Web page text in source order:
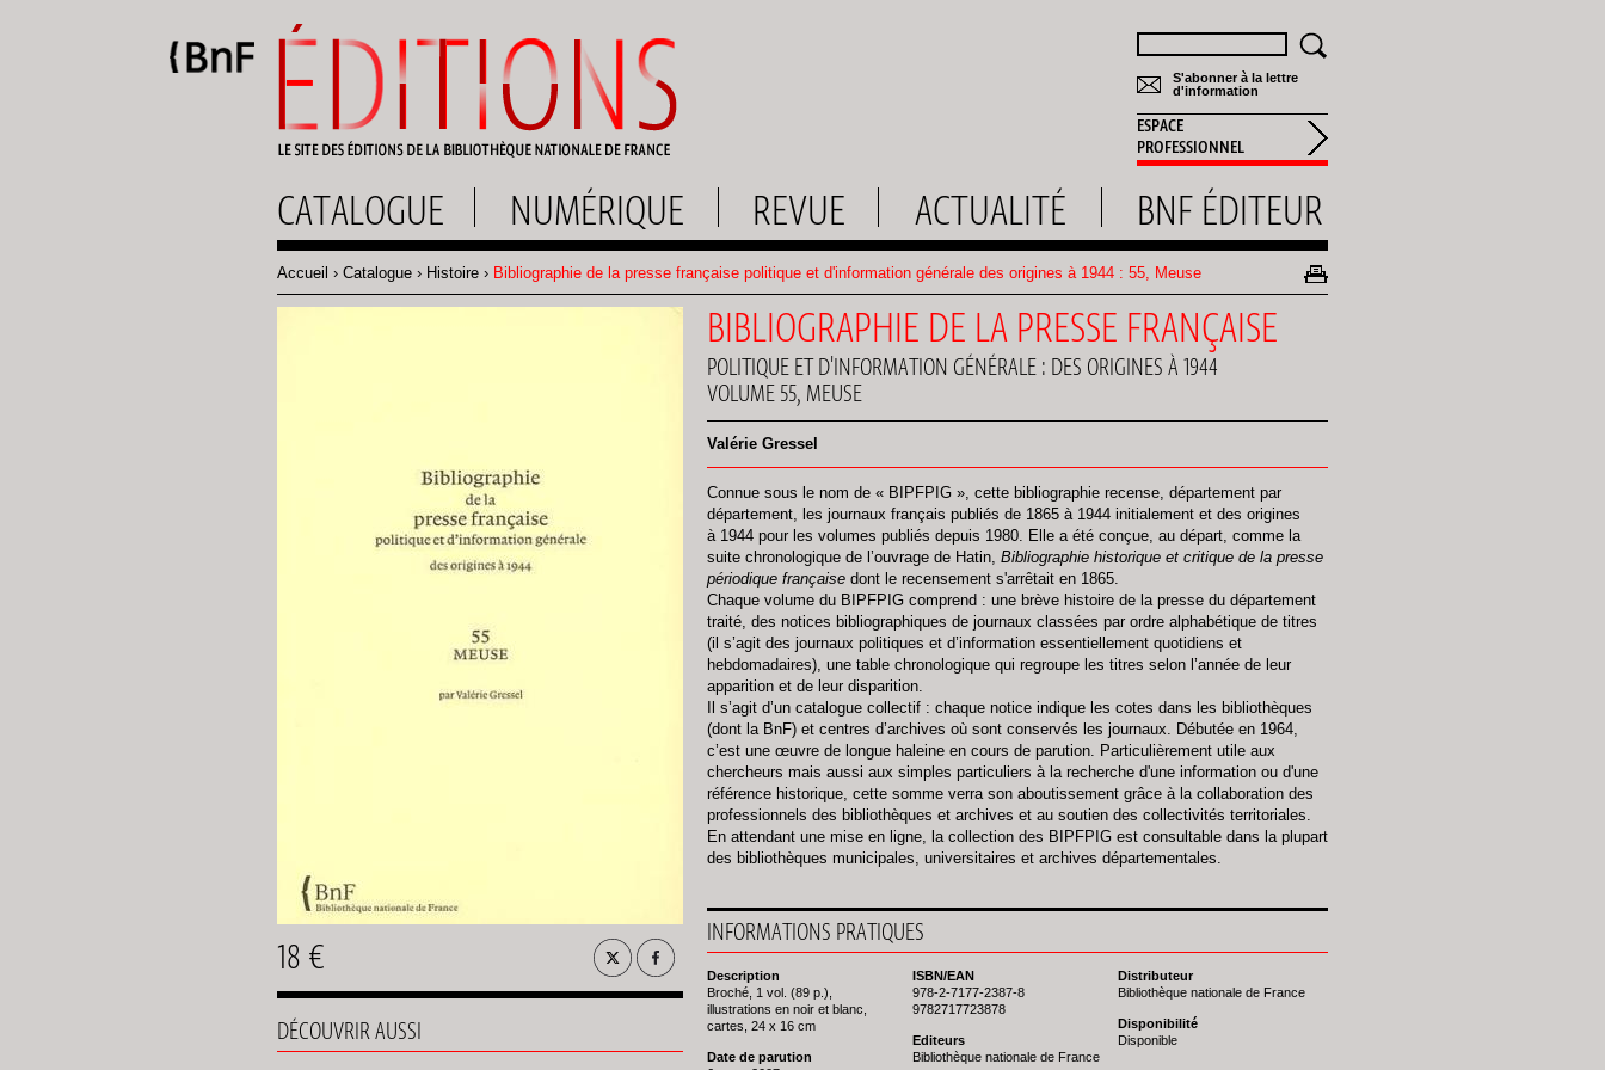
S'abonner à la lettre
d'information
ESPACE
PROFESSIONNEL
CATALOGUE NUMÉRIQUE REVUE ACTUALITÉ BNF ÉDITEUR
Fil
d'Ariane
Accueil Catalogue Histoire Bibliographie de la presse française politique et d'information générale des origines à 1944 : 55, Meuse
18 €
DÉCOUVRIR AUSSI
BIBLIOGRAPHIE DE LA PRESSE FRANÇAISE
POLITIQUE ET D'INFORMATION GÉNÉRALE : DES ORIGINES À 1944
VOLUME 55, MEUSE
Valérie Gressel
Connue sous le nom de « BIPFPIG », cette bibliographie recense, département par
département, les journaux français publiés de 1865 à 1944 initialement et des origines
à 1944 pour les volumes publiés depuis 1980. Elle a été conçue, au départ, comme la
suite chronologique de l’ouvrage de Hatin, Bibliographie historique et critique de la presse
périodique française dont le recensement s'arrêtait en 1865.
Chaque volume du BIPFPIG comprend : une brève histoire de la presse du département
traité, des notices bibliographiques de journaux classées par ordre alphabétique de titres
(il s’agit des journaux politiques et d’information essentiellement quotidiens et
hebdomadaires), une table chronologique qui regroupe les titres selon l’année de leur
apparition et de leur disparition.
Il s’agit d’un catalogue collectif : chaque notice indique les cotes dans les bibliothèques
(dont la BnF) et centres d’archives où sont conservés les journaux. Débutée en 1964,
c’est une œuvre de longue haleine en cours de parution. Particulièrement utile aux
chercheurs mais aussi aux simples particuliers à la recherche d'une information ou d'une
référence historique, cette somme verra son aboutissement grâce à la collaboration des
professionnels des bibliothèques et archives et au soutien des collectivités territoriales.
En attendant une mise en ligne, la collection des BIPFPIG est consultable dans la plupart
des bibliothèques municipales, universitaires et archives départementales.
INFORMATIONS PRATIQUES
Description
Broché, 1 vol. (89 p.),
illustrations en noir et blanc,
cartes, 24 x 16 cm
Date de parution
ISBN/EAN
978-2-7177-2387-8
9782717723878
Editeurs
Bibliothèque nationale de France
Distributeur
Bibliothèque nationale de France
Disponibilité
Disponible